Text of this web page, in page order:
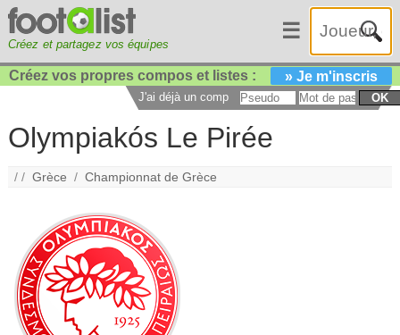
Créez et partagez vos équipes
☰
Créez vos propres compos et listes : » Je m'inscris
J'ai déjà un compte : OK
Olympiakós Le Pirée
/ /Grèce /Championnat de Grèce